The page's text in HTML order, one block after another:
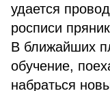
удается
росписи
В ближайших
обучение,
набраться